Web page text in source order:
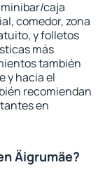
caja
comedor, zona
y folletos
más
también
y hacia el
recomiendan
en
Äigrumäe?